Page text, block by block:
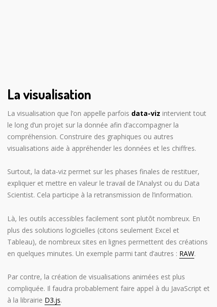
La visualisation
La visualisation que l’on appelle parfois data-viz intervient tout
le long d’un projet sur la donnée afin d’accompagner la
compréhension. Construire des graphiques ou autres
visualisations aide à appréhender les données et les chiffres.
Surtout, la data-viz permet sur les phases finales de restituer,
expliquer et mettre en valeur le travail de l’Analyst ou du Data
Scientist. Cela participe à la retransmission de l’information.
Là, les outils accessibles facilement sont plutôt nombreux. En
plus des solutions logicielles (citons seulement Excel et
Tableau), de nombreux sites en lignes permettent des créations
en quelques minutes. Un exemple parmi tant d’autres : RAW.
Par contre, la création de visualisations animées est plus
compliquée. Il faudra probablement faire appel à du JavaScript et
à la librairie D3.js.